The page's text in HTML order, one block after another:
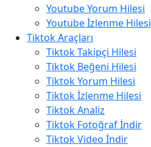
Youtube Yorum Hilesi
Youtube İzlenme Hilesi
Tiktok Araçları
Tiktok Takipçi Hilesi
Tiktok Beğeni Hilesi
Tiktok Yorum Hilesi
Tiktok İzlenme Hilesi
Tiktok Analiz
Tiktok Fotoğraf İndir
Tiktok Video İndir